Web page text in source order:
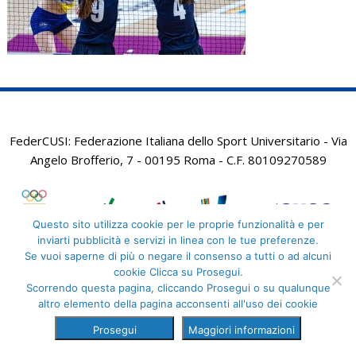
FederCUSI: Federazione Italiana dello Sport Universitario - Via
Angelo Brofferio, 7 - 00195 Roma - C.F. 80109270589
Questo sito utilizza cookie per le proprie funzionalità e per
inviarti pubblicità e servizi in linea con le tue preferenze.
Se vuoi saperne di più o negare il consenso a tutti o ad alcuni
cookie Clicca su Prosegui.
Scorrendo questa pagina, cliccando Prosegui o su qualunque
altro elemento della pagina acconsenti all'uso dei cookie
Prosegui Maggiori informazioni